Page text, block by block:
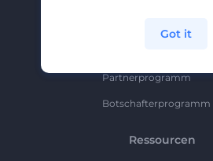
Partnerprogramm
Botschafterprogramm
Ressourcen
Got it